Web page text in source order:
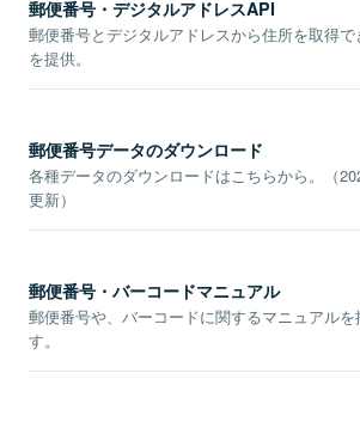
郵便番号・デジタルアドレスAPI
郵便番号とデジタルアドレスから住所を取得
を提供。
郵便番号データのダウンロード
各種データのダウンロードはこちらから。（
更新）
郵便番号・バーコードマニュアル
郵便番号や、バーコードに関するマニュアルを
す。